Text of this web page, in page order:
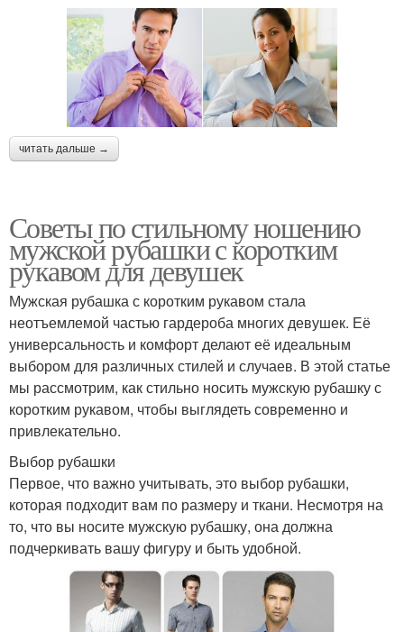
читать дальше →
Советы по стильному ношению
мужской рубашки с коротким
рукавом для девушек
Мужская рубашка с коротким рукавом стала
неотъемлемой частью гардероба многих девушек. Её
универсальность и комфорт делают её идеальным
выбором для различных стилей и случаев. В этой статье
мы рассмотрим, как стильно носить мужскую рубашку с
коротким рукавом, чтобы выглядеть современно и
привлекательно.
Выбор рубашки
Первое, что важно учитывать, это выбор рубашки,
которая подходит вам по размеру и ткани. Несмотря на
то, что вы носите мужскую рубашку, она должна
подчеркивать вашу фигуру и быть удобной.